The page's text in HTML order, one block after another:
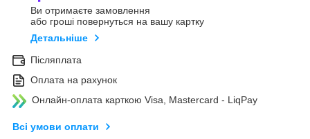
Ви отримаєте замовлення
або гроші повернуться на вашу картку
Детальніше
Післяплата
Оплата на рахунок
Онлайн-оплата карткою Visa, Mastercard - LiqPay
Всі умови оплати